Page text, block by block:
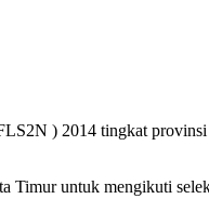
) 2014 tingkat
untuk mengikuti